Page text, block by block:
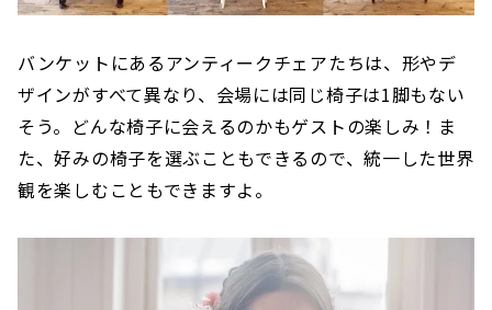
バンケットにあるアンティークチェアたちは、形やデ
ザインがすべて異なり、会場には同じ椅子は1脚もない
そう。どんな椅子に会えるのかもゲストの楽しみ！ま
た、好みの椅子を選ぶこともできるので、統一した世界
観を楽しむこともできますよ。